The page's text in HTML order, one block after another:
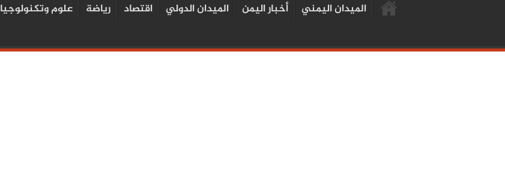
الميدان اليمني أخبار اليمن الميدان الدولي اقتصاد رياضة علوم وتكنولوجيا